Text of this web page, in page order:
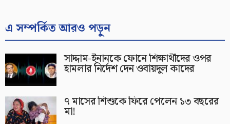
এ সম্পর্কিত আরও পড়ুন
সাদ্দাম-ইনানকে ফোনে শিক্ষার্থীদের ওপর
হামলার নির্দেশ দেন ওবায়দুল কাদের
৭ মাসের শিশুকে ফিরে পেলেন ১৩ বছরের
মা!